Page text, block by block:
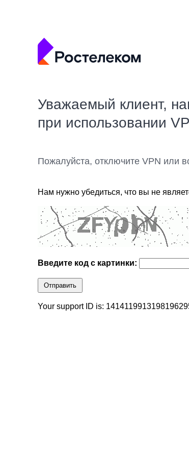
Уважаемый клиент,
при использовании
Пожалуйста, отключите VPN или
Нам нужно убедиться, что вы не
Введите код с картинки:
Отправить
Your support ID is: